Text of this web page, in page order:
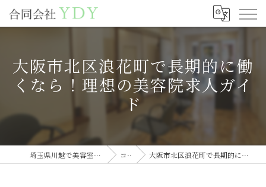
大阪市北区浪花町で長期的に働
くなら！理想の美容院求人ガイ
ド
埼玉県川越で美容室の求人なら合同会社YDY コラム 大阪市北区浪花町で長期的に働くなら！理想の美容院求人ガイド